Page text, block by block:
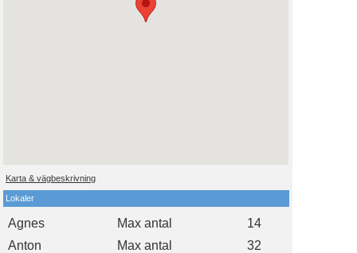
Karta & vägbeskrivning
Lokaler
Agnes Max antal
14
Anton
Max antal
32